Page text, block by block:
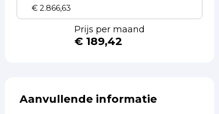
Prijs per maand
€ 189,42
Aanvullende informatie